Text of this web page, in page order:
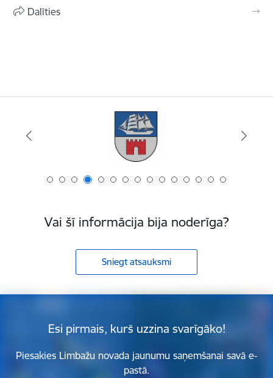
Dalīties
Vai šī informācija bija noderīga?
Sniegt atsauksmi
Esi pirmais, kurš uzzina svarīgāko!
Piesakies Limbažu novada jaunumu saņemšanai savā e-
pastā.